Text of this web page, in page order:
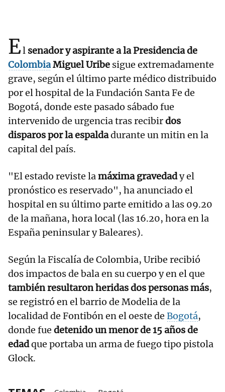
El senador y aspirante a la Presidencia de
ColombiaMiguel Uribe sigue extremadamente
grave, según el último parte médico distribuido
por el hospital de la Fundación Santa Fe de
Bogotá, donde este pasado sábado fue
intervenido de urgencia tras recibirdos
disparos por la espaldadurante un mitin en la
capital del país.
"El estado reviste lamáxima gravedady el
pronóstico es reservado", ha anunciado el
hospital en su último parte emitido a las 09.20
de la mañana, hora local (las 16.20, hora en la
España peninsular y Baleares).
Según la Fiscalía de Colombia, Uribe recibió
dos impactos de bala en su cuerpo y en el que
también resultaron heridas dos personas más,
se registró en el barrio de Modelia de la
localidad de Fontibón en el oeste de Bogotá,
donde fue detenido un menor de 15 años de
edadque portaba un arma de fuego tipo pistola
Glock.